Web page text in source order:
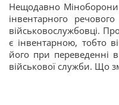
Нещодавно Міноборони
інвентарного
військовослужбовці.
є інвентарною, тобто
його при переведенні
військової служби. Що